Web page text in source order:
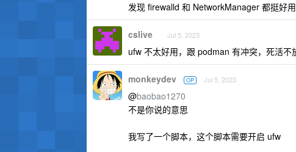
发现 firewalld 和 NetworkManager 都挺好
cslive Jul 5, 2023
ufw 不太好用，跟 podman 有冲突，死活
monkeydev OP Jul 5, 2023
@baobao1270
不是你说的意思
我写了一个脚本，这个脚本需要开启 ufw